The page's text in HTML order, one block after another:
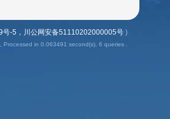
号-5，川公网安备51110202000005号 )
, Processed in 0.063491 second(s), 6 queries .